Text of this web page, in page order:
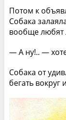
Потом к
Собака
вообще любят
— А ну!.. —
Собака от
бегать вокруг